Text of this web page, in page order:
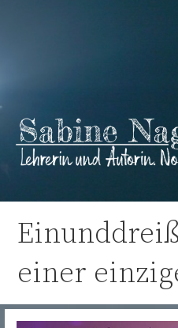
Sabine Nagel
einer